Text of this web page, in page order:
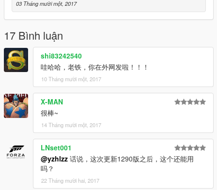
03 Tháng mười một, 2017
17 Bình luận
shi83242540
哇哈哈，老铁，你在外网发啦！！！
10 Tháng mười một, 2017
X-MAN
很棒~
14 Tháng mười một, 2017
LNset001
@yzhlzz 话说，这次更新1290版之后，这个还能用
吗？
22 Tháng mười hai, 2017